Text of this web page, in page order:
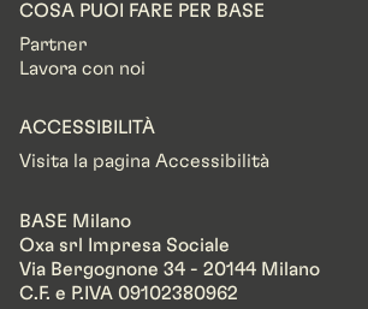
COSA PUOI FARE PER BASE
Partner
Lavora con noi
ACCESSIBILITÀ
Visita la pagina Accessibilità
BASE Milano
Oxa srl Impresa Sociale
Via Bergognone 34 - 20144 Milano
C.F. e P.IVA 09102380962